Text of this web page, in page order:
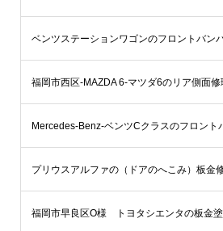
福岡市西区-MAZDA 6-マツダ6のリア側面
プリウスアルファの（ドアのへこみ）板
福岡市早良区O様 トヨタシエンタの板金